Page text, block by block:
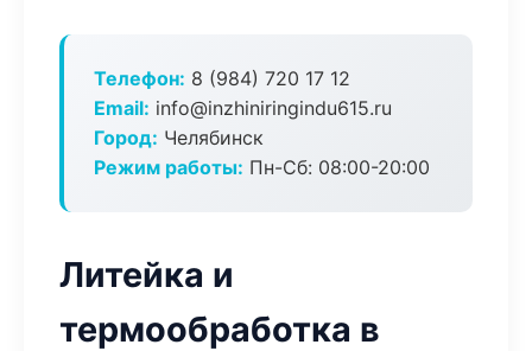
Телефон: 8 (984) 720 17 12
Email: info@inzhiniringindu615.ru
Город: Челябинск
Режим работы: Пн-Сб: 08:00-20:00
Литейка и
термообработка в